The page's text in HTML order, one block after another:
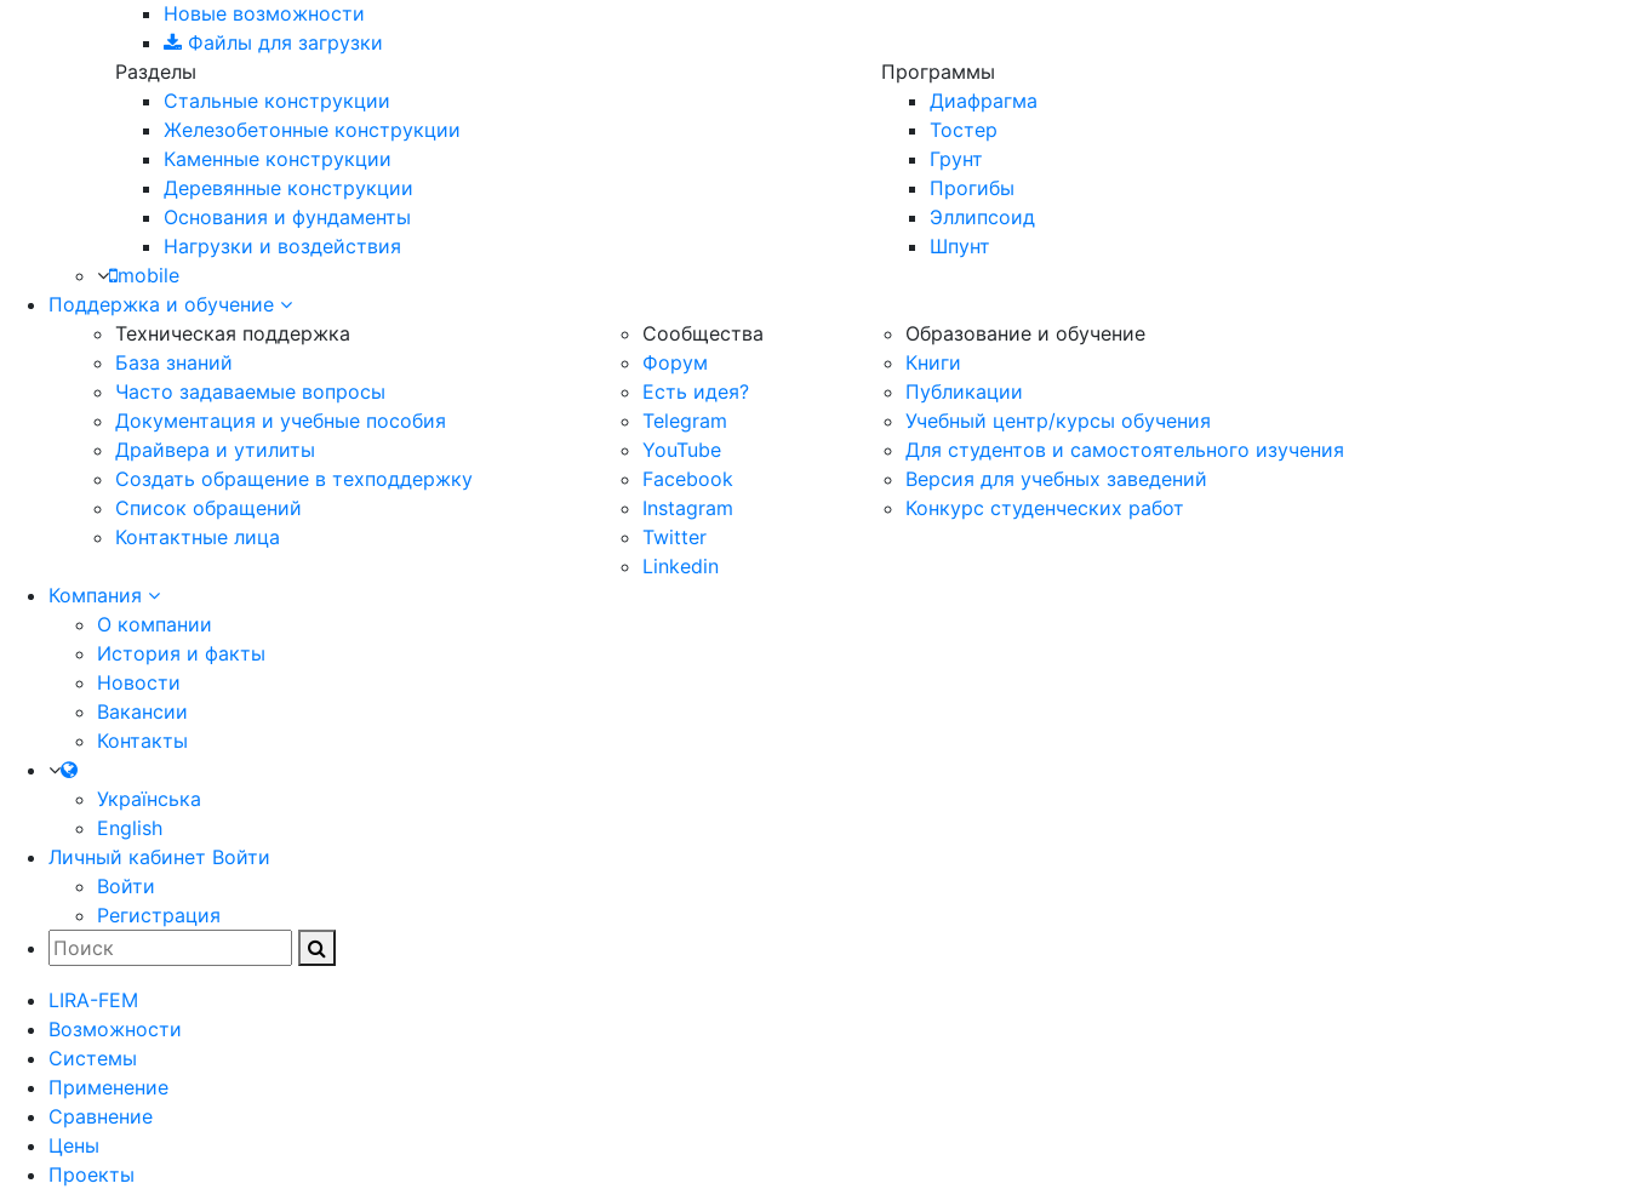
Новые возможности
Файлы для загрузки
Разделы
Программы
Стальные конструкции
Железобетонные конструкции
Каменные конструкции
Деревянные конструкции
Основания и фундаменты
Нагрузки и воздействия
Диафрагма
Тостер
Грунт
Прогибы
Эллипсоид
Шпунт
mobile
Поддержка и обучение
Техническая поддержка
База знаний
Часто задаваемые вопросы
Документация и учебные пособия
Драйвера и утилиты
Создать обращение в техподдержку
Список обращений
Контактные лица
Сообщества
Форум
Есть идея?
Telegram
YouTube
Facebook
Instagram
Twitter
Linkedin
Образование и обучение
Книги
Публикации
Учебный центр/курсы обучения
Для студентов и самостоятельного изучения
Версия для учебных заведений
Конкурс студенческих работ
Компания
О компании
История и факты
Новости
Вакансии
Контакты
Українська
English
Личный кабинет Войти
Войти
Регистрация
LIRA-FEM
Возможности
Cистемы
Применение
Сравнение
Цены
Проекты